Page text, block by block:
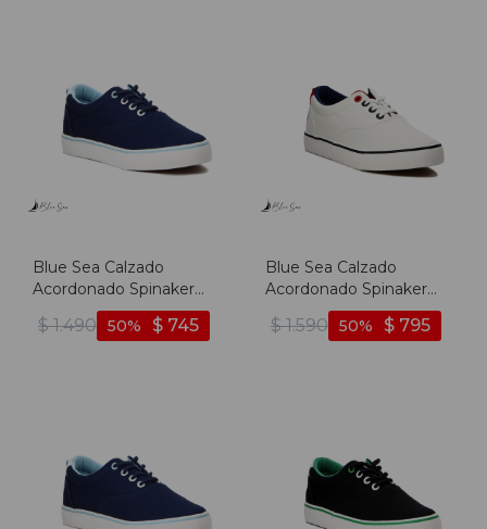
Blue Sea Calzado
Acordonado Spinaker
Mujer - Marino - Marino
$ 1.490 $ 745
50
Blue Sea Calzado
Acordonado Spinaker
Hombre - Blanco -
Blanco
$ 1.590 $ 795
50